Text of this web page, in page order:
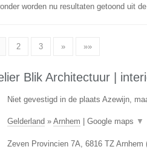
worden nu resultaten getoond uit
2 3 » »»
Blik Architectuur |
Niet gevestigd in de plaats Azewijn,
Gelderland » Arnhem Google maps ▼
Zeven Provincien 7A, 6816 TZ Arnhem